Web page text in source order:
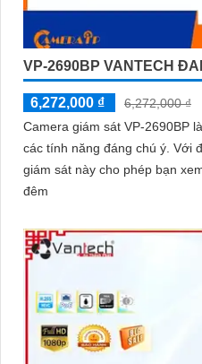
VP-2690BP VANTECH
6,272,000 ₫
6,272,000 ₫
Camera giám sát VP-2690BP
các tính năng đáng chú ý. Với độ phân giải 2.0MP, camera
giám sát này cho phép bạn
đêm